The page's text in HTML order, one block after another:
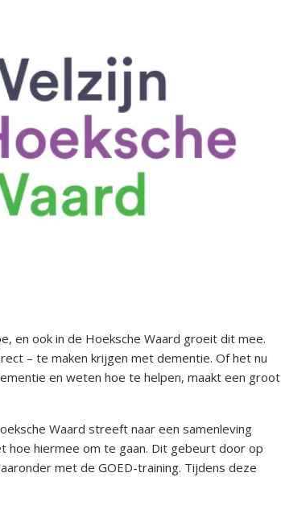
en ook in de Hoeksche Waard groeit dit mee.
– te maken krijgen met dementie. Of het nu
en weten hoe te helpen, maakt een groot
Waard streeft naar een samenleving
hoe hiermee om te gaan. Dit gebeurt door op
met de GOED-training. Tijdens deze